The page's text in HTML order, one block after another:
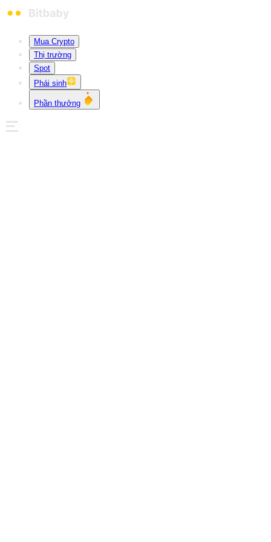
Mua Crypto
Thị trường
Spot
Phái sinh
Phần thưởng